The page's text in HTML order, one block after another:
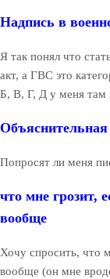
Надпись в
Я так понял что
акт, а ГВС это
Б, В, Г, Д у меня там
Попросят ли меня
что мне грозит,
вообще
Хочу спросить, что
вообще (он мне